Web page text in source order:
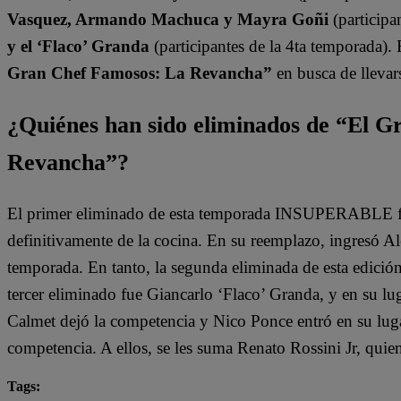
Vasquez, Armando Machuca y Mayra Goñi
y el ‘Flaco’ Granda (participantes de la 4ta temporada).
Gran Chef Famosos: La Revancha” en busca de
¿Quiénes han sido eliminados de “El
Revancha”?
El primer eliminado de esta temporada INSUPERABLE
definitivamente de la cocina. En su reemplazo, ingresó
temporada. En tanto, la segunda eliminada de esta
tercer eliminado fue Giancarlo ‘Flaco’ Granda, y en su
Calmet dejó la competencia y Nico Ponce entró en su
competencia. A ellos, se les suma Renato Rossini Jr,
Tags: